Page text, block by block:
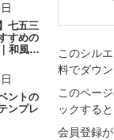
ラム
七五三
すめの
和風の
ントの
ンプレ
このシル
料でダウ
このペー
ックする
会員登録